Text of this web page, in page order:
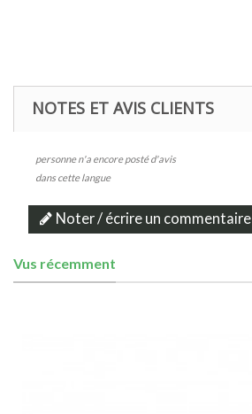
NOTES ET AVIS CLIENTS
personne n'a encore posté d'avis
dans cette langue
Noter / écrire un commentaire
Vus récemment